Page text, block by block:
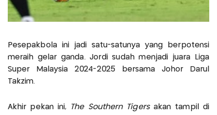
Pesepakbola ini jadi satu-satunya yang berpotensi
meraih gelar ganda. Jordi sudah menjadi juara Liga
Super Malaysia 2024-2025 bersama Johor Darul
Takzim.
Akhir pekan ini, The Southern Tigersakan tampil di